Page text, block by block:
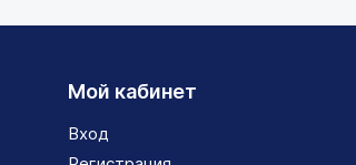
Мой кабинет
Вход